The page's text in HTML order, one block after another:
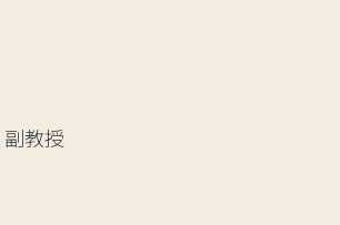
副教授